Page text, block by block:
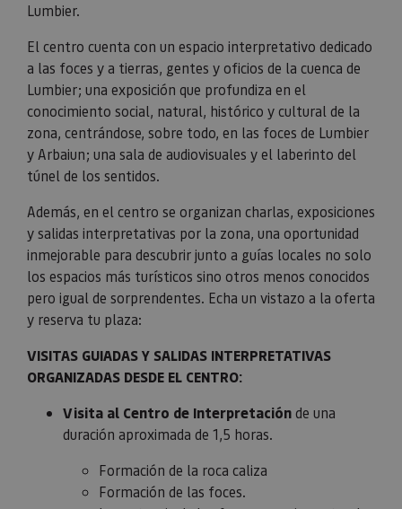
Lumbier.
El centro cuenta con un espacio interpretativo dedicado
a las foces y a tierras, gentes y oficios de la cuenca de
Lumbier; una exposición que profundiza en el
conocimiento social, natural, histórico y cultural de la
zona, centrándose, sobre todo, en las foces de Lumbier
y Arbaiun; una sala de audiovisuales y el laberinto del
túnel de los sentidos.
Además, en el centro se organizan charlas, exposiciones
y salidas interpretativas por la zona, una oportunidad
inmejorable para descubrir junto a guías locales no solo
los espacios más turísticos sino otros menos conocidos
pero igual de sorprendentes. Echa un vistazo a la oferta
y reserva tu plaza:
VISITAS GUIADAS Y SALIDAS INTERPRETATIVAS
ORGANIZADAS DESDE EL CENTRO:
Visita al Centro de Interpretaciónde una
duración aproximada de 1,5 horas.
Formación de la roca caliza
Formación de las foces.